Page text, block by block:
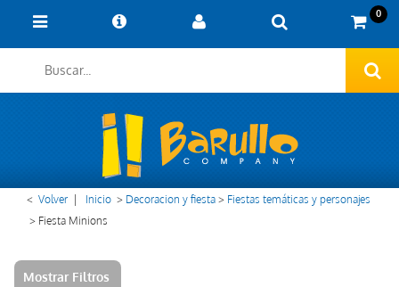
0
< Volver Inicio > Decoracion y fiesta> Fiestas temáticas y personajes
> Fiesta Minions
Mostrar Filtros